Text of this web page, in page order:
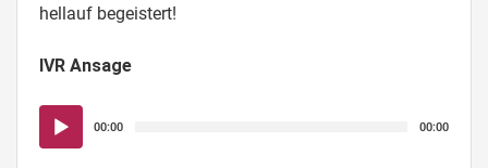
hellauf begeistert!
IVR Ansage
Audio-
Player
00:00 00:00